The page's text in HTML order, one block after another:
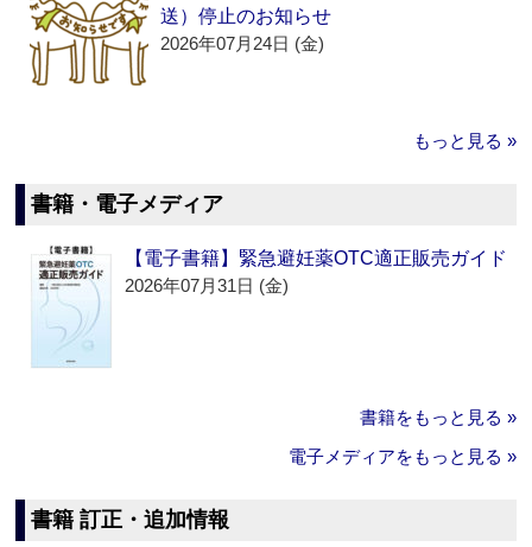
送）停止のお知らせ
2026年07月24日 (金)
もっと見る »
書籍・電子メディア
【電子書籍】緊急避妊薬OTC適正販売ガイド
2026年07月31日 (金)
書籍をもっと見る »
電子メディアをもっと見る »
書籍 訂正・追加情報